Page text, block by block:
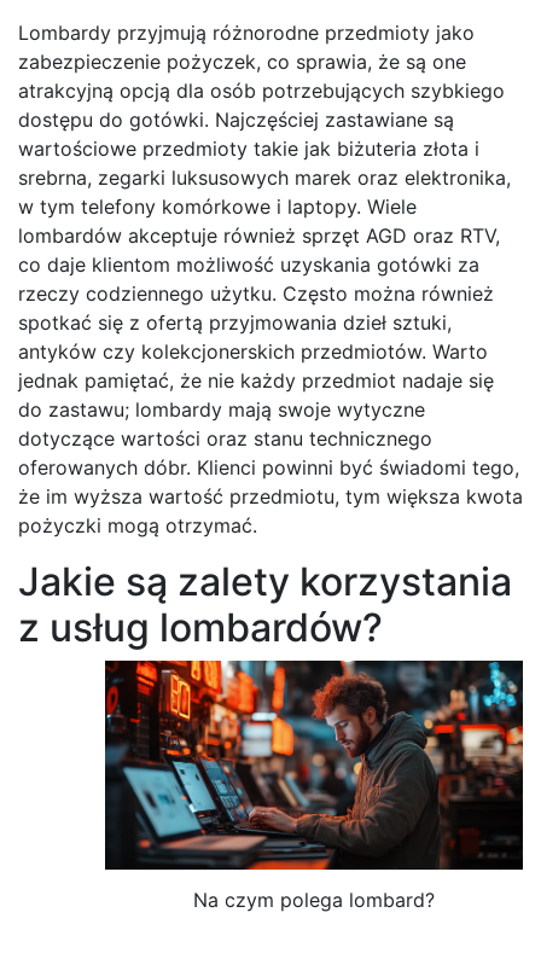
Lombardy przyjmują różnorodne przedmioty jako
zabezpieczenie pożyczek, co sprawia, że są one
atrakcyjną opcją dla osób potrzebujących szybkiego
dostępu do gotówki. Najczęściej zastawiane są
wartościowe przedmioty takie jak biżuteria złota i
srebrna, zegarki luksusowych marek oraz elektronika,
w tym telefony komórkowe i laptopy. Wiele
lombardów akceptuje również sprzęt AGD oraz RTV,
co daje klientom możliwość uzyskania gotówki za
rzeczy codziennego użytku. Często można również
spotkać się z ofertą przyjmowania dzieł sztuki,
antyków czy kolekcjonerskich przedmiotów. Warto
jednak pamiętać, że nie każdy przedmiot nadaje się
do zastawu; lombardy mają swoje wytyczne
dotyczące wartości oraz stanu technicznego
oferowanych dóbr. Klienci powinni być świadomi tego,
że im wyższa wartość przedmiotu, tym większa kwota
pożyczki mogą otrzymać.
Jakie są zalety korzystania
z usług lombardów?
Na czym polega lombard?